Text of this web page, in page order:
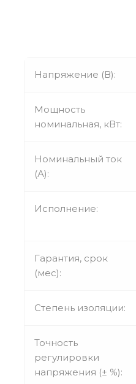
Напряжение (В):
Мощность
номинальная, кВт:
Номинальный ток
(А):
Исполнение:
Гарантия, срок
(мес):
Степень изоляции:
Точность
регулировки
напряжения (± %):